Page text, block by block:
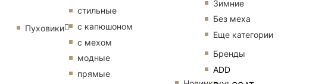
Зимние
Без меха
Еще категории
Бренды
ADD
Пуховики
стильные
с капюшоном
с мехом
модные
прямые